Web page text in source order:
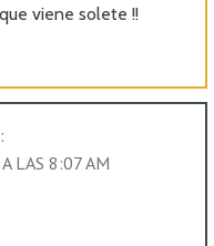
viene solete !!
LAS 8:07 AM